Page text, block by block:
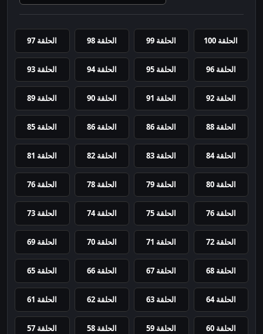
الحلقة 100 الحلقة 99 الحلقة 98 الحلقة 97
الحلقة 96 الحلقة 95 الحلقة 94 الحلقة 93
الحلقة 92 الحلقة 91 الحلقة 90 الحلقة 89
الحلقة 88 الحلقة 86 الحلقة 86 الحلقة 85
الحلقة 84 الحلقة 83 الحلقة 82 الحلقة 81
الحلقة 80 الحلقة 79 الحلقة 78 الحلقة 76
الحلقة 76 الحلقة 75 الحلقة 74 الحلقة 73
الحلقة 72 الحلقة 71 الحلقة 70 الحلقة 69
الحلقة 68 الحلقة 67 الحلقة 66 الحلقة 65
الحلقة 64 الحلقة 63 الحلقة 62 الحلقة 61
الحلقة 60 الحلقة 59 الحلقة 58 الحلقة 57